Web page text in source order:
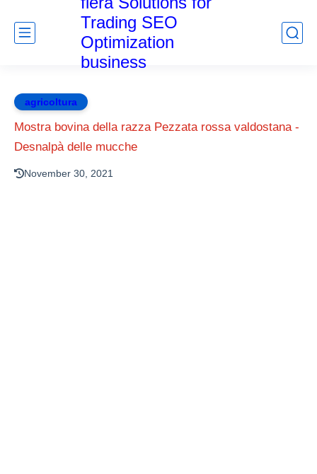
Trading SEO
Optimization
business
agricoltura
Mostra bovina della razza Pezzata rossa valdostana -
Desnalpà delle mucche
November 30, 2021